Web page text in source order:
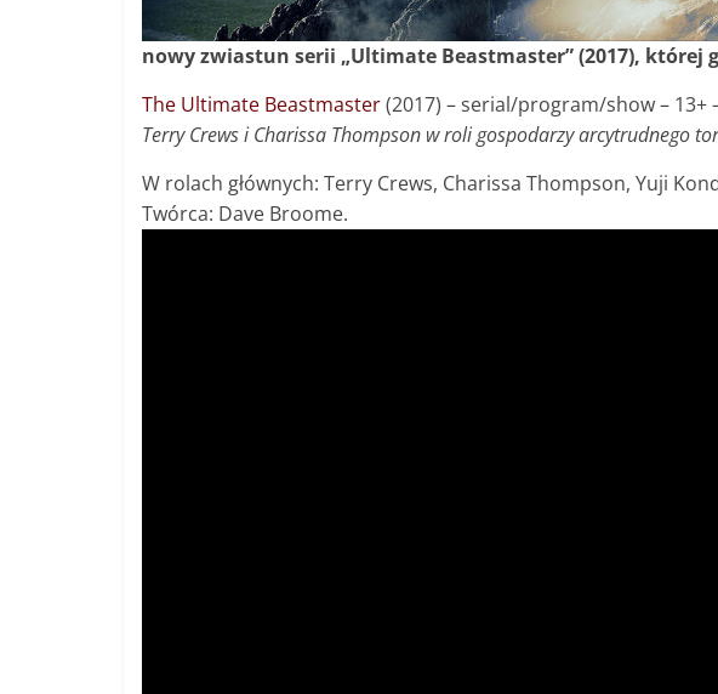
nowy zwiastun serii „Ultimate Beastmaster” (2017),
The Ultimate Beastmaster(2017) – serial/program/show – 13+
Terry Crews i Charissa Thompson w roli gospodarzy arcytrudnego
W rolach głównych: Terry Crews, Charissa Thompson, Yuji
Twórca: Dave Broome.